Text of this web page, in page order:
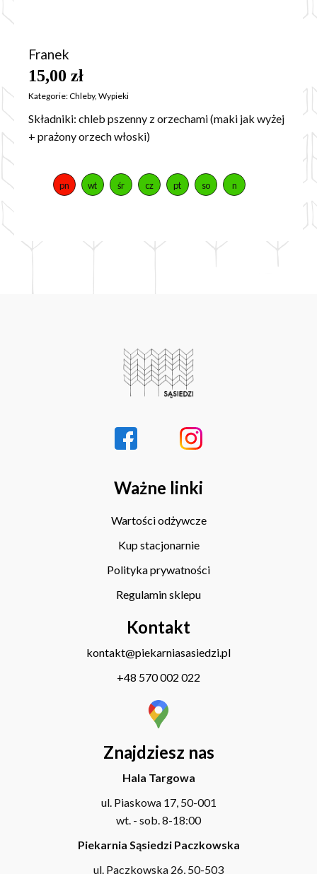
Franek
15,00 zł
Kategorie:Chleby, Wypieki
Składniki: chleb pszenny z orzechami (maki jak wyżej
+ prażony orzech włoski)
pn wt śr cz pt so n
Ważne linki
Wartości odżywcze
Kup stacjonarnie
Polityka prywatności
Regulamin sklepu
Kontakt
kontakt@piekarniasasiedzi.pl
+48 570 002 022
Znajdziesz nas
Hala Targowa
ul. Piaskowa 17, 50-001
wt. - sob. 8-18:00
Piekarnia Sąsiedzi Paczkowska
ul. Paczkowska 26, 50-503